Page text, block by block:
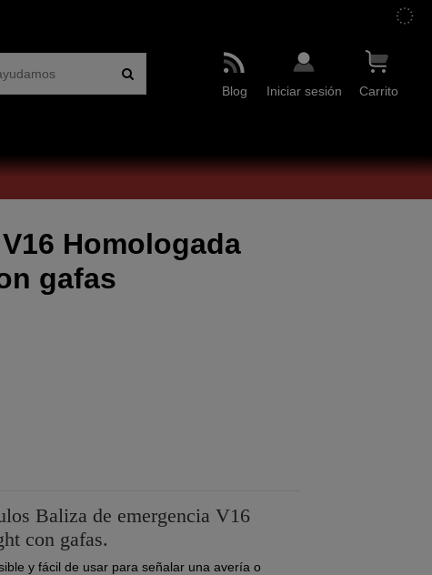
Blog Iniciar sesión Carrito
Homologada
gafas
Baliza de emergencia V16
con gafas.
y fácil de usar para señalar una avería o